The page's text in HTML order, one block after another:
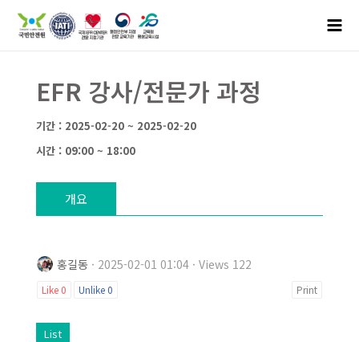
EFR 강사/전문가 과정
기간 : 2025-02-20 ~ 2025-02-20
시간 : 09:00 ~ 18:00
개요
홍길동 · 2025-02-01 01:04 · Views 122
Like 0 Unlike0 Print
List